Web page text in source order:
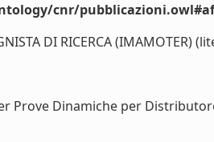
cnr/
DI RICERCA (IMAMOTER)
Prove Dinamiche per